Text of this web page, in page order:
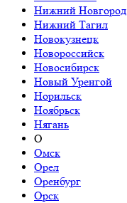
Нижний Новгород
Нижний Тагил
Новокузнецк
Новороссийск
Новосибирск
Новый Уренгой
Норильск
Ноябрьск
Нягань
О
Омск
Орел
Оренбург
Орск